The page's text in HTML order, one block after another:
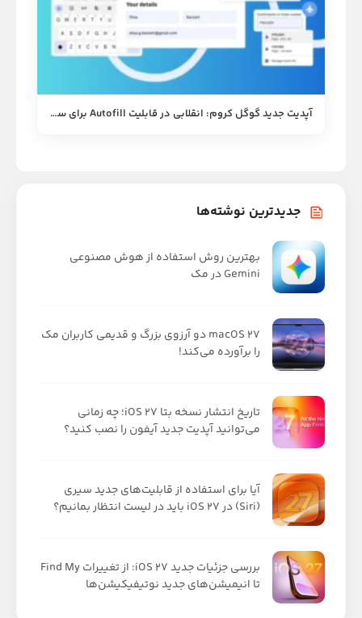
آپدیت جدید گوگل کروم: انقلابی در قابلیت Autofill برای سفر و خرید آسان‌تر
جدیدترین نوشته‌ها
بهترین روش استفاده از هوش مصنوعی
Gemini در مک
macOS 27 دو آرزوی بزرگ و قدیمی کاربران مک
را برآورده می‌کند!
تاریخ انتشار نسخه بتا iOS 27؛ چه زمانی
می‌توانید آپدیت جدید آیفون را نصب کنید؟
آیا برای استفاده از قابلیت‌های جدید سیری
(Siri) در iOS 27 باید در لیست انتظار بمانیم؟
بررسی جزئیات جدید iOS 27: از تغییرات Find My
تا انیمیشن‌های جدید نوتیفیکیشن‌ها